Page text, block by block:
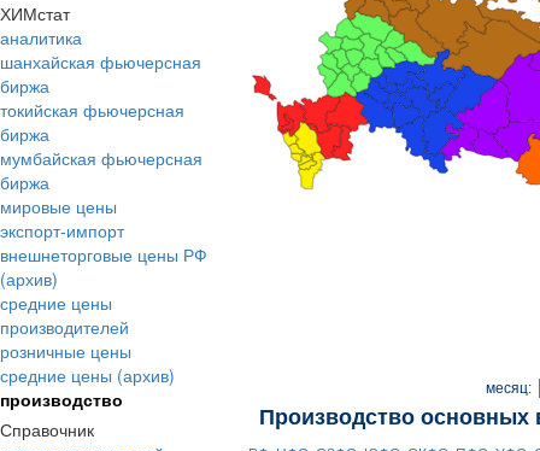
ХИМстат
аналитика
шанхайская фьючерсная
биржа
токийская фьючерсная
биржа
мумбайская фьючерсная
биржа
мировые цены
экспорт-импорт
внешнеторговые цены РФ
(архив)
средние цены
производителей
розничные цены
средние цены (архив)
производство
Справочник
месяц:
Производство основных